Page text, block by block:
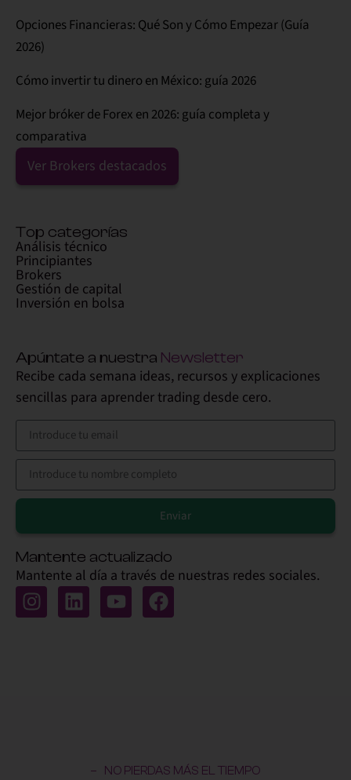
Opciones Financieras: Qué Son y Cómo Empezar (Guía
2026)
Cómo invertir tu dinero en México: guía 2026
Mejor bróker de Forex en 2026: guía completa y
comparativa
Ver Brokers destacados
Top categorías
Análisis técnico
Principiantes
Brokers
Gestión de capital
Inversión en bolsa
Apúntate a nuestra Newsletter
Recibe cada semana ideas, recursos y explicaciones
sencillas para aprender trading desde cero.
Enviar
Mantente actualizado
Mantente al día a través de nuestras redes sociales.
NO PIERDAS MÁS EL TIEMPO